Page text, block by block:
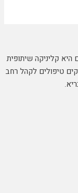
היא קליניקה שיתופית
טיפולים לקהל רחב